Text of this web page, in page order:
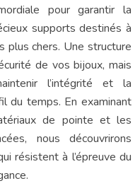
pour garantir la
supports destinés à
plus chers. Une structure
de vos bijoux, mais
l’intégrité et la
du temps. En examinant
de pointe et les
nous découvrirons
résistent à l’épreuve du